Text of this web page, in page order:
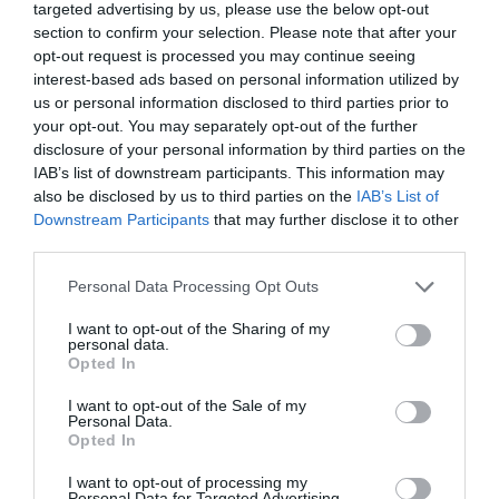
targeted advertising by us, please use the below opt-out
section to confirm your selection. Please note that after your
opt-out request is processed you may continue seeing
interest-based ads based on personal information utilized by
us or personal information disclosed to third parties prior to
your opt-out. You may separately opt-out of the further
disclosure of your personal information by third parties on the
IAB’s list of downstream participants. This information may
also be disclosed by us to third parties on the IAB’s List of
Downstream Participants that may further disclose it to other
Personal Data Processing Opt Outs
I want to opt-out of the Sharing of my
personal data.
Opted In
I want to opt-out of the Sale of my
Personal Data.
Opted In
I want to opt-out of processing my